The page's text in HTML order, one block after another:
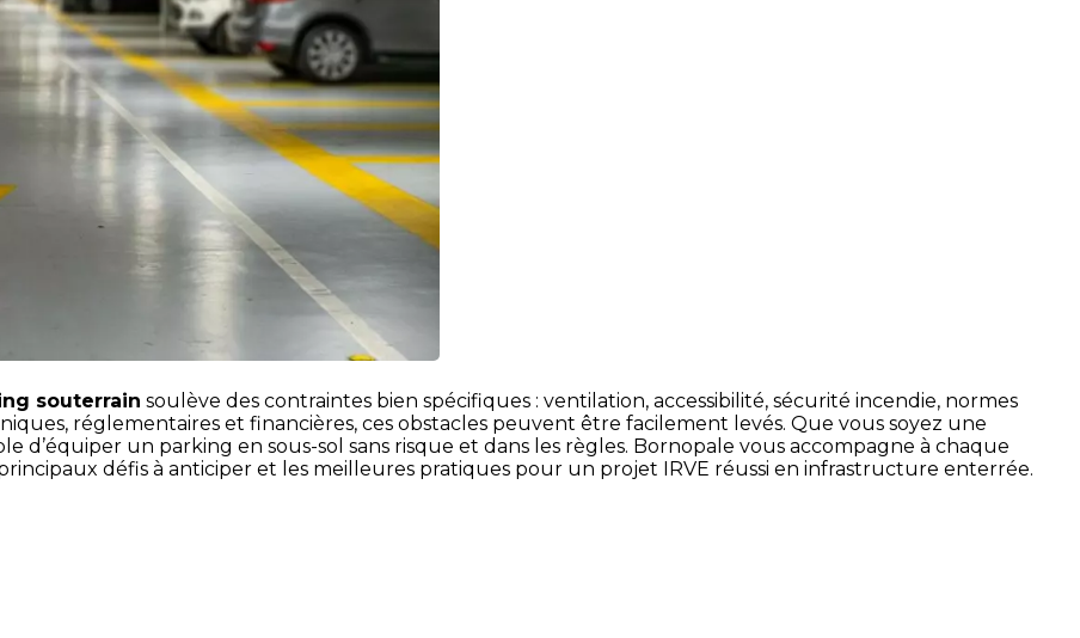
souterrain soulève des contraintes bien spécifiques : ventilation, accessibilité, sécurité incendie, normes
réglementaires et financières, ces obstacles peuvent être facilement levés. Que vous soyez une
d’équiper un parking en sous-sol sans risque et dans les règles. Bornopale vous accompagne à chaque
défis à anticiper et les meilleures pratiques pour un projet IRVE réussi en infrastructure enterrée.